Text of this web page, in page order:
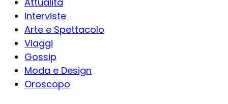
Interviste
Arte e Spettacolo
Viaggi
Gossip
Moda e Design
Oroscopo